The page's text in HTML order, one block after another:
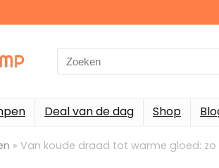
Search
for:
Deal van de dag Shop
» Van koude draad tot warme gloed: